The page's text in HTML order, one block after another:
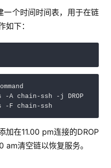
个时间时间表，用于在链
下：
chain-ssh -j DROP
chain-ssh
加在11.00 pm连接的DROP
清空链以恢复服务。